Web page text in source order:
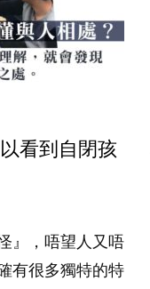
看到自閉孩
』，唔望人又唔
有很多獨特的特